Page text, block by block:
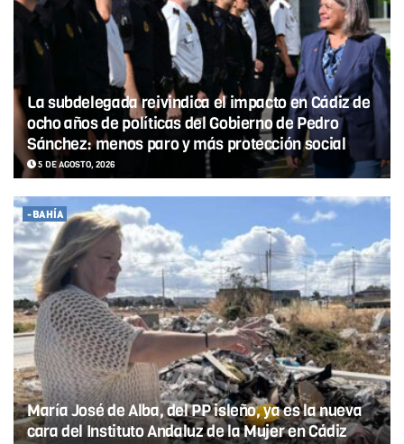
La subdelegada reivindica el impacto en Cádiz de
ocho años de políticas del Gobierno de Pedro
Sánchez: menos paro y más protección social
5 DE AGOSTO, 2026
-BAHÍA
María José de Alba, del PP isleño, ya es la nueva
cara del Instituto Andaluz de la Mujer en Cádiz